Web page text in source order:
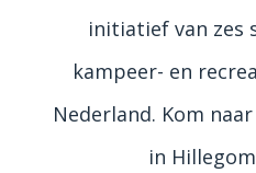
initiatief van zes
kampeer- en
Nederland. Kom
in